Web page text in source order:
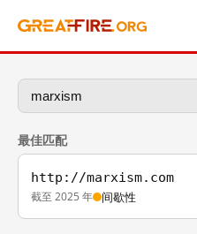
最佳匹配
http://marxism.com
截至 2025 年 间歇性